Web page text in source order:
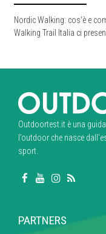
Nordic Walking: cos'è e
Walking Trail Italia ci
Outdoortest.it è una
l’outdoor che nasce
sport.
PARTNERS